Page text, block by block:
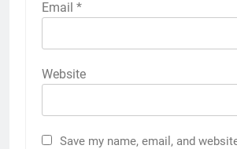
Email *
Website
Save my name, email, and